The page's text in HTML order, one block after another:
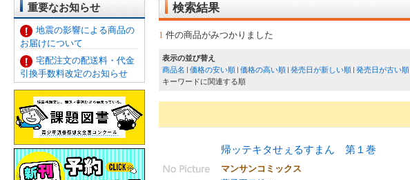
重要なお知らせ
地震の影響による商品の
お届けについて
宅配注文の配送料・代金
引換手数料改定のお知らせ
検索結果
1 件の商品がみつかりました
表示の並び替え
商品名
価格の安い順 価格の高い順 発売日が新しい順 発売日が古い順
キーワードに関連する順
帰ッテキタせぇるすまん 第１巻
マンサンコミックス